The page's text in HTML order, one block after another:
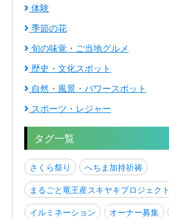
体験
季節の花
旬の味覚・ご当地グルメ
歴史・文化スポット
自然・風景・パワースポット
スポーツ・レジャー
タグ一覧
さくら祭り
へちま加持祈祷
まるごと竜王産スキヤキプロジェクト
イルミネーション
オーナー募集